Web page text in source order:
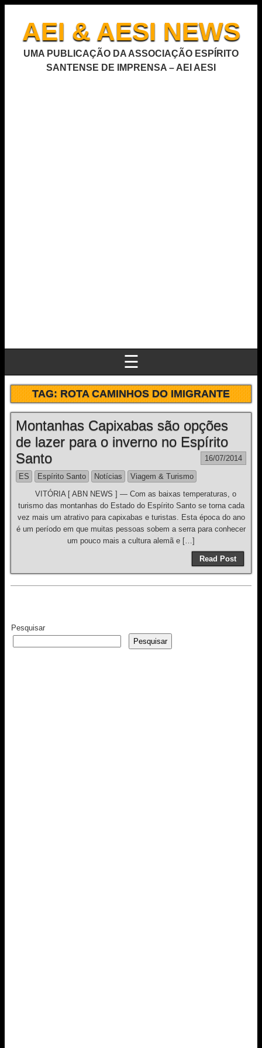
AEI & AESI NEWS
UMA PUBLICAÇÃO DA ASSOCIAÇÃO ESPÍRITO
SANTENSE DE IMPRENSA – AEI AESI
☰
TAG:ROTA CAMINHOS DO IMIGRANTE
Montanhas Capixabas são opções
de lazer para o inverno no Espírito
Santo
16/07/2014
ES Espírito Santo Notícias
Viagem & Turismo
VITÓRIA [ ABN NEWS ] — Com as baixas temperaturas, o
turismo das montanhas do Estado do Espírito Santo se torna cada
vez mais um atrativo para capixabas e turistas. Esta época do ano
é um período em que muitas pessoas sobem a serra para conhecer
um pouco mais a cultura alemã e […]
Read Post
Pesquisar
Pesquisar